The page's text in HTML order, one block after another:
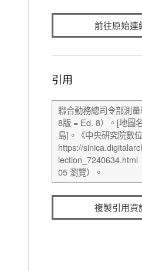
前往原始連
引用
複製引用資